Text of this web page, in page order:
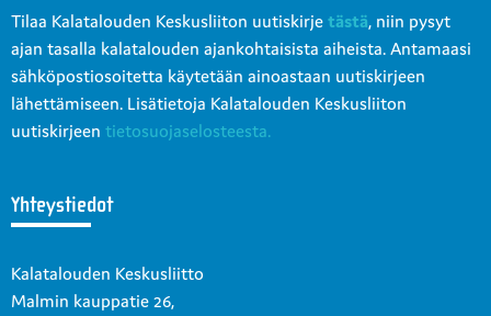
Tilaa Kalatalouden Keskusliiton uutiskirje tästä, niin pysyt
ajan tasalla kalatalouden ajankohtaisista aiheista. Antamaasi
sähköpostiosoitetta käytetään ainoastaan uutiskirjeen
lähettämiseen. Lisätietoja Kalatalouden Keskusliiton
uutiskirjeen tietosuojaselosteesta.
Yhteystiedot
Kalatalouden Keskusliitto
Malmin kauppatie 26,